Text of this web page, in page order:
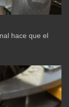
hace que el